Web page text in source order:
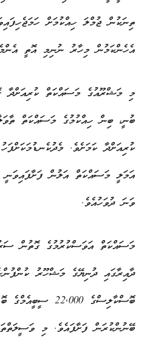
އެހެންކަމުން މިހާރު ނުނިމި އޮތީ
މި މަޝްރޫއުގެ މަސައްކަތް ކުރިއަށްދާ
ބުނީ، ބިން ހިއްކުމުގެ މަސައްކަތް
ވަނަ ދުވަހުއެވެ.
މަސައްކަތް އަވަސްކުރުމުގެ ގޮތުން
ދާއިރާގައި ދުނިޔޭގެ މަޝްހޫރު
ބޮސްކާލިސްގެ
ބޭނުންކުރަން ފަށާފައެވެ. މި